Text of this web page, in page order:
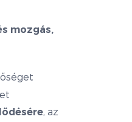
mozgás,
, az